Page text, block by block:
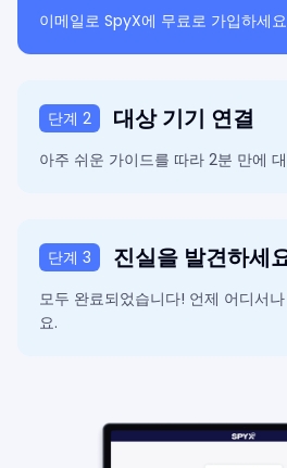
이메일로 SpyX에 무료로 가입하세
단계 2 대상 기기 연결
아주 쉬운 가이드를 따라 2분 만에
단계 3 진실을 발견하세
모두 완료되었습니다! 언제 어디서
요.